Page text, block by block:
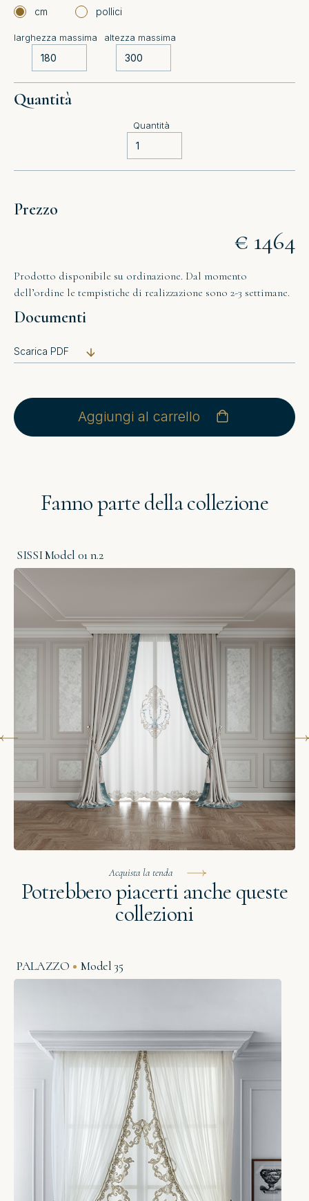
cm pollici
larghezza massima altezza massima
Quantità
Quantità
Prezzo
€ 1464
Prodotto disponibile su ordinazione. Dal momento
dell’ordine le tempistiche di realizzazione sono 2-3 settimane.
Documenti
Scarica PDF
Aggiungi al carrello
Fanno parte della collezione
SISSI Model 01 n.2
Acquista la tenda
Potrebbero piacerti anche queste
collezioni
PALAZZO Model 35